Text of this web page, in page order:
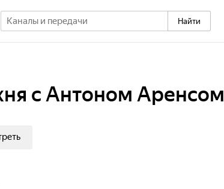
Найти
с Антоном Аренсом